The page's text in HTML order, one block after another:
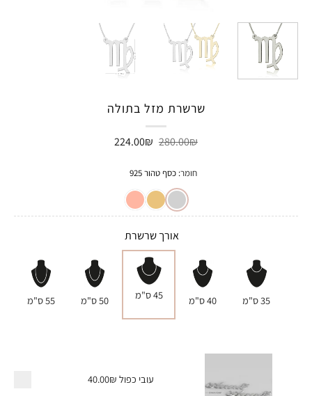
שרשרת מזל בתולה
280.00₪ המחיר
280.00₪.
224.00₪ המחיר
חומר:כסף טהור 925
אורך שרשרת
35 ס"מ 40 ס"מ 45 ס"מ 50 ס"מ 55 ס"מ
עובי כפול 40.00₪